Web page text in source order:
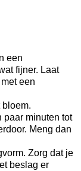
een
fijner. Laat
een
bloem.
paar minuten tot
Meng dan
Zorg dat je
beslag er